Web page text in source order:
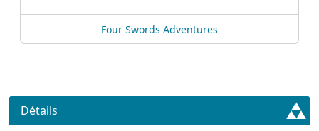
Four Swords Adventures
Détails